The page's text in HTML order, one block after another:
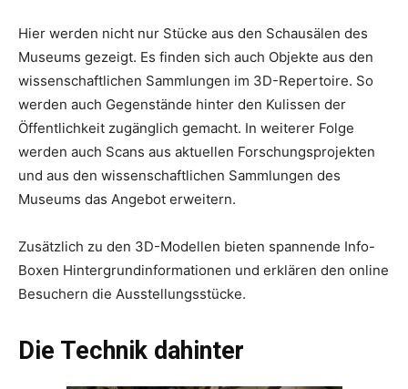
Hier werden nicht nur Stücke aus den Schausälen des
Museums gezeigt. Es finden sich auch Objekte aus den
wissenschaftlichen Sammlungen im 3D-Repertoire. So
werden auch Gegenstände hinter den Kulissen der
Öffentlichkeit zugänglich gemacht. In weiterer Folge
werden auch Scans aus aktuellen Forschungsprojekten
und aus den wissenschaftlichen Sammlungen des
Museums das Angebot erweitern.
Zusätzlich zu den 3D-Modellen bieten spannende Info-
Boxen Hintergrundinformationen und erklären den online
Besuchern die Ausstellungsstücke.
Die Technik dahinter